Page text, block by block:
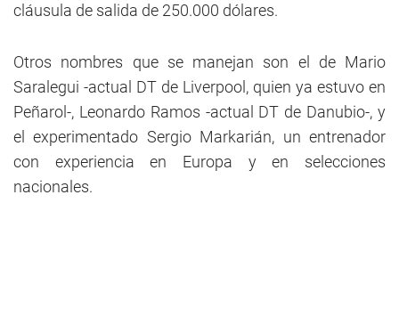
cláusula de salida de 250.000 dólares.
Otros nombres que se manejan son el de Mario
Saralegui -actual DT de Liverpool, quien ya estuvo en
Peñarol-, Leonardo Ramos -actual DT de Danubio-, y
el experimentado Sergio Markarián, un entrenador
con experiencia en Europa y en selecciones
nacionales.